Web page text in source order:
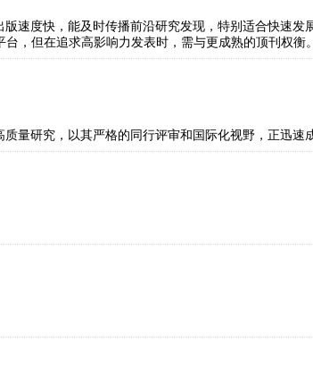
速度快，能及时传播前沿研究发现，特别适合快速发
，但在追求高影响力发表时，需与更成熟的顶刊权衡。
量研究，以其严格的同行评审和国际化视野，正迅速